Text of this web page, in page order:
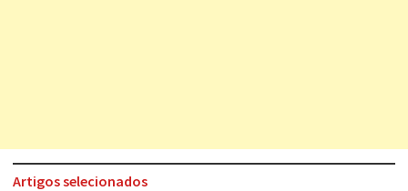
Artigos selecionados